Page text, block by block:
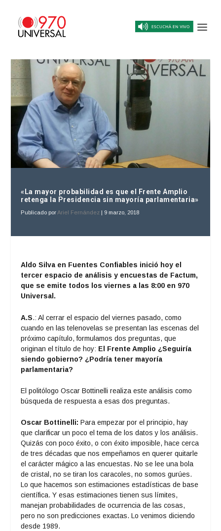
«La mayor probabilidad es que el Frente Amplio
retenga la Presidencia sin mayoría parlamentaria»
Publicado porAriel Fernández | 9 marzo, 2018
Aldo Silva en Fuentes Confiables inició hoy el
tercer espacio de análisis y encuestas de Factum,
que se emite todos los viernes a las 8:00 en 970
Universal.
A.S.: Al cerrar el espacio del viernes pasado, como
cuando en las telenovelas se presentan las escenas del
próximo capítulo, formulamos dos preguntas, que
originan el título de hoy: El Frente Amplio ¿Seguiría
siendo gobierno? ¿Podría tener mayoría
parlamentaria?
El politólogo Oscar Bottinelli realiza este análisis como
búsqueda de respuesta a esas dos preguntas.
Oscar Bottinelli: Para empezar por el principio, hay
que clarificar un poco el tema de los datos y los análisis.
Quizás con poco éxito, o con éxito imposible, hace cerca
de tres décadas que nos empeñamos en querer quitarle
el carácter mágico a las encuestas. No se lee una bola
de cristal, no se tiran los caracoles, no somos gurúes.
Lo que hacemos son estimaciones estadísticas de base
científica. Y esas estimaciones tienen sus límites,
manejan probabilidades de ocurrencia de las cosas,
pero no son predicciones exactas. Lo venimos diciendo
desde 1989.